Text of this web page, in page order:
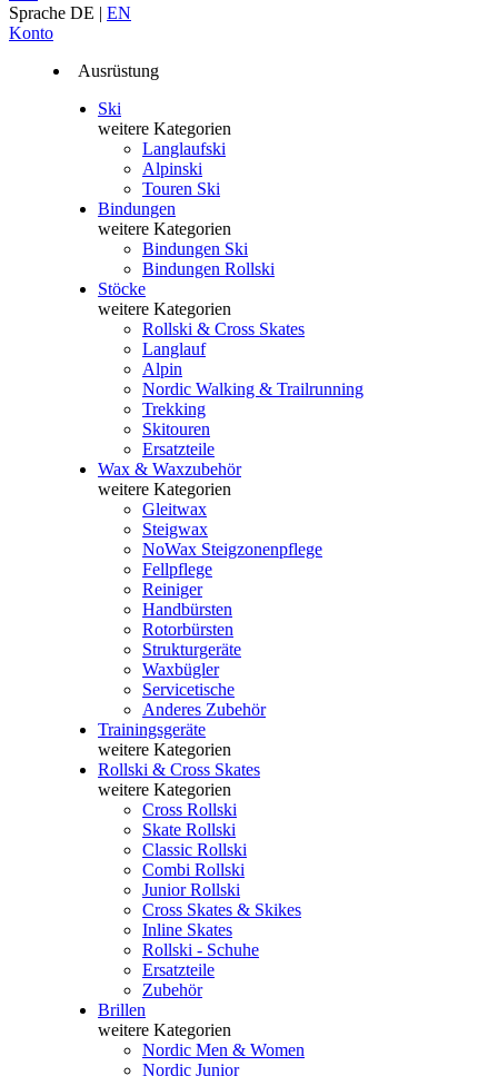
Sprache DE | EN
Konto
Ausrüstung
Ski
weitere Kategorien
Langlaufski
Alpinski
Touren Ski
Bindungen
weitere Kategorien
Bindungen Ski
Bindungen Rollski
Stöcke
weitere Kategorien
Rollski & Cross Skates
Langlauf
Alpin
Nordic Walking & Trailrunning
Trekking
Skitouren
Ersatzteile
Wax & Waxzubehör
weitere Kategorien
Gleitwax
Steigwax
NoWax Steigzonenpflege
Fellpflege
Reiniger
Handbürsten
Rotorbürsten
Strukturgeräte
Waxbügler
Servicetische
Anderes Zubehör
Trainingsgeräte
weitere Kategorien
Rollski & Cross Skates
weitere Kategorien
Cross Rollski
Skate Rollski
Classic Rollski
Combi Rollski
Junior Rollski
Cross Skates & Skikes
Inline Skates
Rollski - Schuhe
Ersatzteile
Zubehör
Brillen
weitere Kategorien
Nordic Men & Women
Nordic Junior